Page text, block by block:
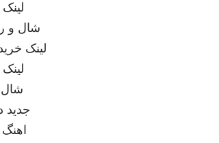
لینک
شال و
لینک
لینک
جدید